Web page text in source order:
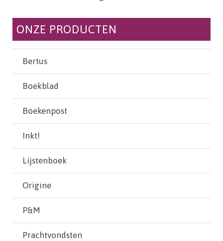
ONZE PRODUCTEN
Bertus
Boekblad
Boekenpost
Inkt!
Lijstenboek
Origine
P&M
Prachtvondsten